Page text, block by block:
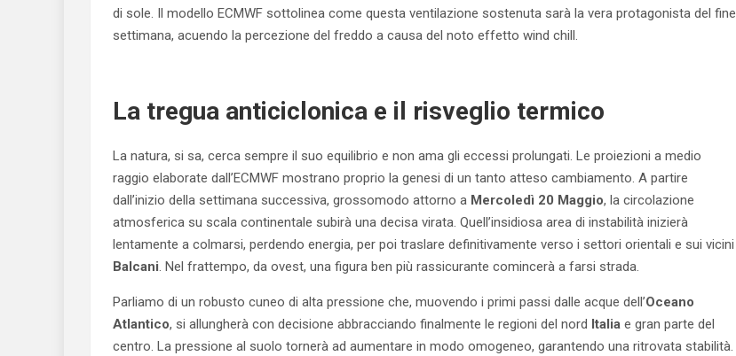
di sole. Il modello ECMWF sottolinea come questa ventilazione sostenuta sarà la vera protagonista del fine
settimana, acuendo la percezione del freddo a causa del noto effetto wind chill.
La tregua anticiclonica e il risveglio termico
La natura, si sa, cerca sempre il suo equilibrio e non ama gli eccessi prolungati. Le proiezioni a medio
raggio elaborate dall’ECMWF mostrano proprio la genesi di un tanto atteso cambiamento. A partire
dall’inizio della settimana successiva, grossomodo attorno a Mercoledì 20 Maggio, la circolazione
atmosferica su scala continentale subirà una decisa virata. Quell’insidiosa area di instabilità inizierà
lentamente a colmarsi, perdendo energia, per poi traslare definitivamente verso i settori orientali e sui vicini
Balcani. Nel frattempo, da ovest, una figura ben più rassicurante comincerà a farsi strada.
Parliamo di un robusto cuneo di alta pressione che, muovendo i primi passi dalle acque dell’Oceano
Atlantico, si allungherà con decisione abbracciando finalmente le regioni del nord Italia e gran parte del
centro. La pressione al suolo tornerà ad aumentare in modo omogeneo, garantendo una ritrovata stabilità.